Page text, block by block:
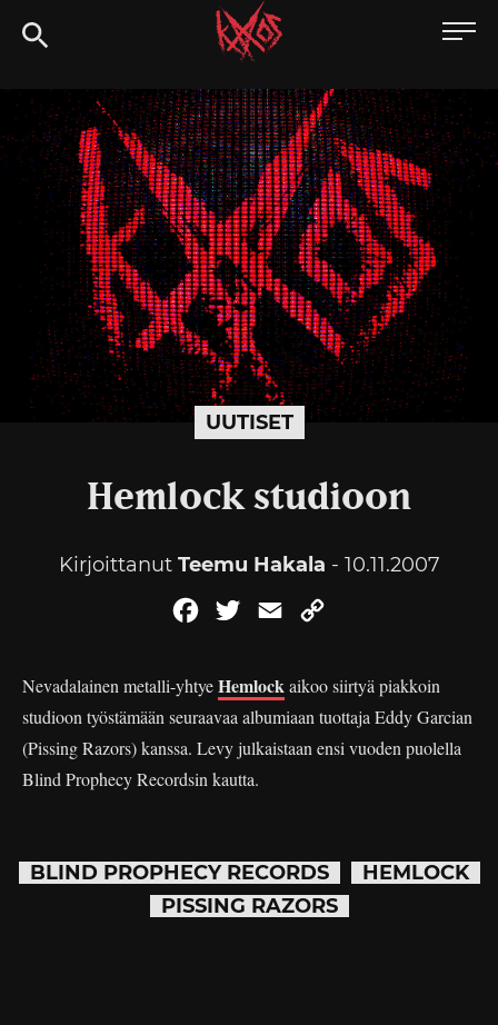
Siirry
suoraan
Kaaoszine
UUTISET
Hemlock studioon
Kirjoittanut Teemu Hakala - 10.11.2007
FacebookTwitterEmail
Nevadalainen metalli-yhtyeHemlockaikoo siirtyä piakkoin
studioon työstämään seuraavaa albumiaan tuottaja Eddy Garcian
(Pissing Razors) kanssa. Levy julkaistaan ensi vuoden puolella
Blind Prophecy Recordsin kautta.
BLIND PROPHECY RECORDS
HEMLOCK
PISSING RAZORS